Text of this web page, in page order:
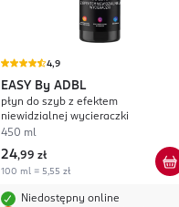
4,9
EASY By ADBL
płyn do szyb z efektem
niewidzialnej wycieraczki
450 ml
24,99 zł
100 ml = 5,55 zł
Niedostępny online